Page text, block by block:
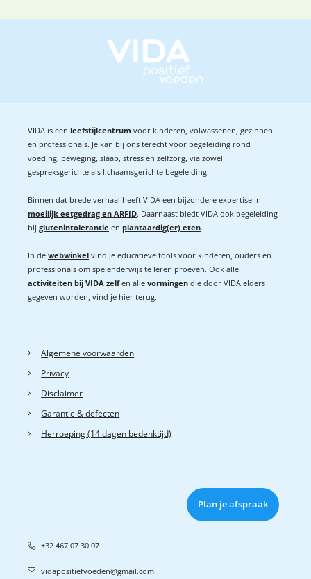
VIDA is een leefstijlcentrum voor kinderen, volwassenen, gezinnen
en professionals. Je kan bij ons terecht voor begeleiding rond
voeding, beweging, slaap, stress en zelfzorg, via zowel
gespreksgerichte als lichaamsgerichte begeleiding.
Binnen dat brede verhaal heeft VIDA een bijzondere expertise in
moeilijk eetgedrag en ARFID. Daarnaast biedt VIDA ook begeleiding
bij glutenintolerantie en plantaardig(er) eten.
In de webwinkel vind je educatieve tools voor kinderen, ouders en
professionals om spelenderwijs te leren proeven. Ook alle
activiteiten bij VIDA zelf en alle vormingen die door VIDA elders
gegeven worden, vind je hier terug.
Algemene voorwaarden
Privacy
Disclaimer
Garantie & defecten
Herroeping (14 dagen bedenktijd)
Plan je afspraak
+32 467 07 30 07
vidapositiefvoeden@gmail.com